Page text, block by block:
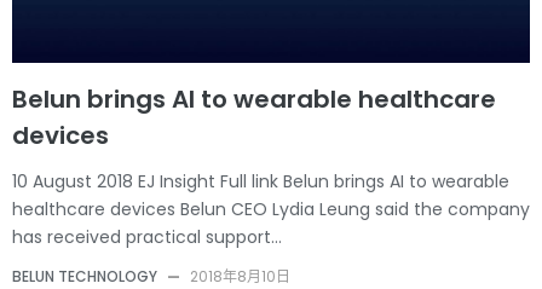
Belun brings AI to wearable healthcare
devices
10 August 2018 EJ Insight Full link Belun brings AI to wearable
healthcare devices Belun CEO Lydia Leung said the company
has received practical support…
BELUN TECHNOLOGY — 2018年8月10日